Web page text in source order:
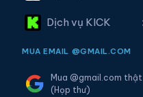
Dịch vụ KICK
MUA EMAIL @GMAIL.COM
Mua @gmail.com thật
(Họp thư)
Shopee